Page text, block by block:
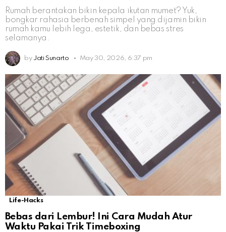
Rumah berantakan bikin kepala ikutan mumet? Yuk,
bongkar rahasia berbenah simpel yang dijamin bikin
rumah kamu lebih lega, estetik, dan bebas stres
selamanya.
by Jati Sunarto May 30, 2026, 6:37 pm
Life-Hacks
Bebas dari Lembur! Ini Cara Mudah Atur
Waktu Pakai Trik Timeboxing